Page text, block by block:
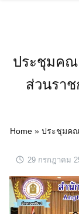
ประชุมคณ
ส่วนรา
Home » ประชุมคณ
29 กรกฎาคม